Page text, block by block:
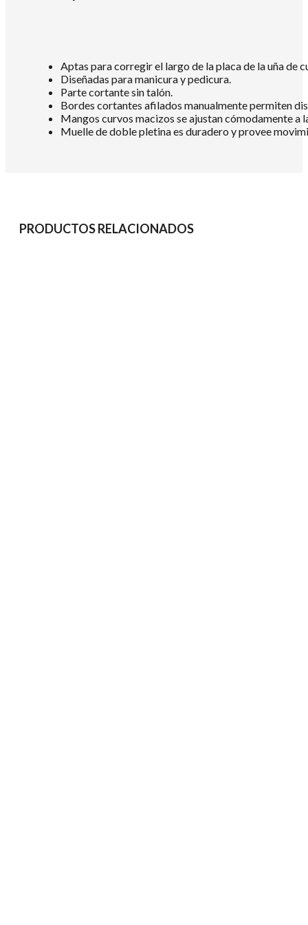
Aptas para corregir el largo de la placa de la uña de
Diseñadas para manicura y pedicura.
Parte cortante sin talón.
Bordes cortantes afilados manualmente permiten
Mangos curvos macizos se ajustan cómodamente a
Muelle de doble pletina es duradero y provee
PRODUCTOS RELACIONADOS